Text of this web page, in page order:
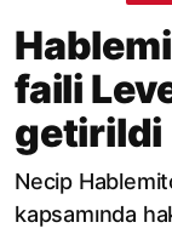
faili
getirildi
Necip
kapsamında